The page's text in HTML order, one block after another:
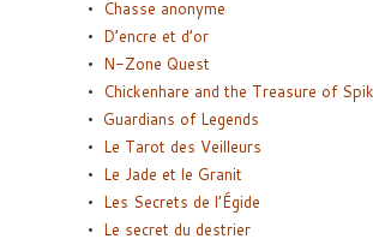
Chasse anonyme
D’encre et d’or
N-Zone Quest
Chickenhare and the Treasure of
Guardians of Legends
Le Tarot des Veilleurs
Le Jade et le Granit
Les Secrets de l’Égide
Le secret du destrier